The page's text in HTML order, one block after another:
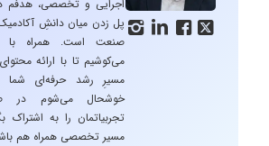
   
اجرایی و تخصصی، هدفم
پل زدن میان دانشِ
صنعت است. همراه با
می‌کوشیم تا با ارائه
مسیرِ رشد حرفه‌ای شما
خوشحال می‌شوم در
تجربیاتمان را به اشتراک
مسیر تخصصی همراه هم